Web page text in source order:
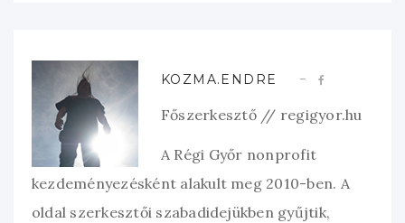
KOZMA.ENDRE
Főszerkesztő // regigyor.hu
A Régi Győr nonprofit
kezdeményezésként alakult meg 2010-ben. A
oldal szerkesztői szabadidejükben gyűjtik,